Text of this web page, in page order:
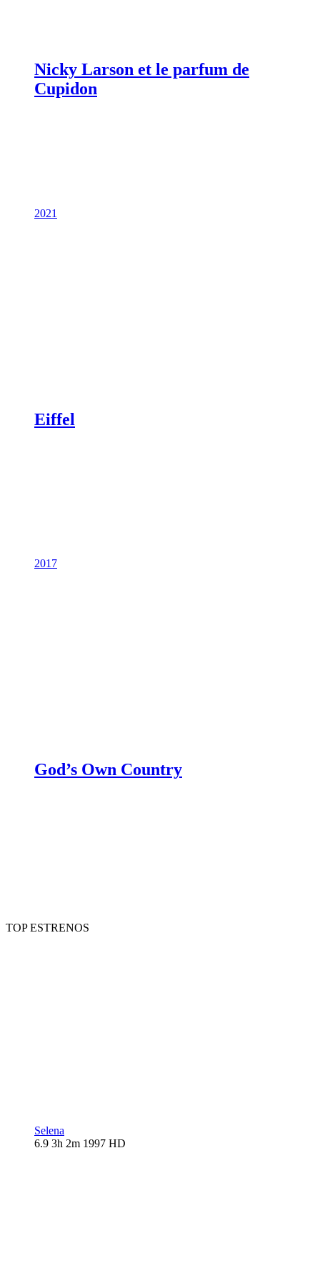
Nicky Larson et le parfum de
Cupidon
2021
Eiffel
2017
God’s Own Country
TOP ESTRENOS
Selena
6.9 3h 2m 1997 HD